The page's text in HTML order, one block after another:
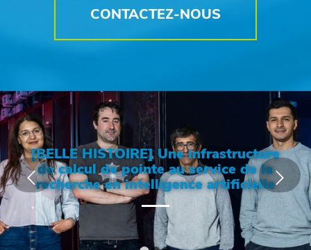
CONTACTEZ-NOUS
[BELLE HISTOIRE] Une infrastructure
de calcul de pointe au service de la
recherche en intelligence artificielle